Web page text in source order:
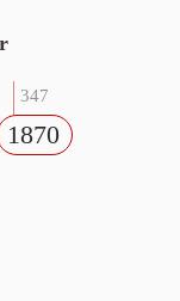
347
1870